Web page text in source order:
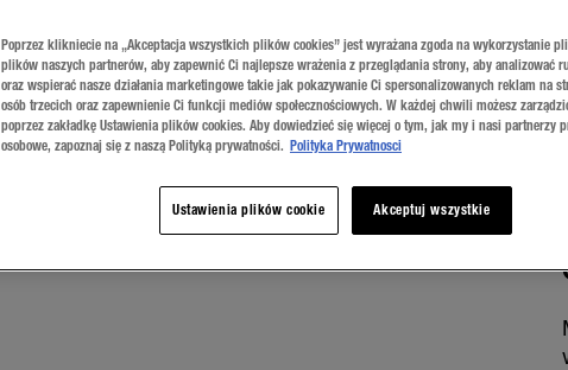
Poprzez klikniecie na „Akceptacja wszystkich plików cookies” jest wyrażana zgoda na wykorzystanie
plików naszych partnerów, aby zapewnić Ci najlepsze wrażenia z przeglądania strony, aby analizować
oraz wspierać nasze działania marketingowe takie jak pokazywanie Ci spersonalizowanych reklam na
osób trzecich oraz zapewnienie Ci funkcji mediów społecznościowych. W każdej chwili możesz
poprzez zakładkę Ustawienia plików cookies. Aby dowiedzieć się więcej o tym, jak my i nasi partnerzy
osobowe, zapoznaj się z naszą Polityką prywatności. Polityka Prywatnosci
Ustawienia plików cookie Akceptuj wszystkie